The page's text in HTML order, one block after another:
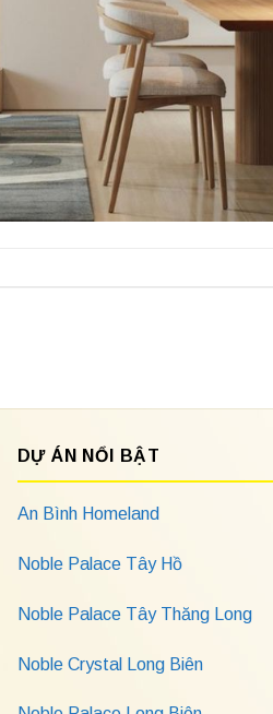
DỰ ÁN NỔI BẬT
An Bình Homeland
Noble Palace Tây Hồ
Noble Palace Tây Thăng Long
Noble Crystal Long Biên